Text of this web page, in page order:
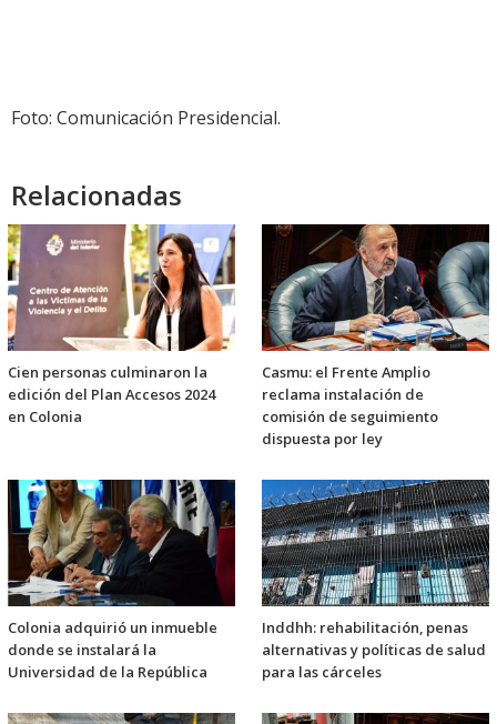
Foto: Comunicación Presidencial.
Relacionadas
Cien personas culminaron la
edición del Plan Accesos 2024
en Colonia
Casmu: el Frente Amplio
reclama instalación de
comisión de seguimiento
dispuesta por ley
Colonia adquirió un inmueble
donde se instalará la
Universidad de la República
Inddhh: rehabilitación, penas
alternativas y políticas de salud
para las cárceles